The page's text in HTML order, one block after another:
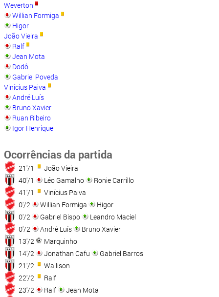
Weverton
Willian Formiga
Higor
João Vieira
Ralf
Jean Mota
Dodô
Gabriel Poveda
Vinícius Paiva
André Luís
Bruno Xavier
Ruan Ribeiro
Igor Henrique
Ocorrências da partida
21'/1
João Vieira
40'/1
Léo Gamalho
Ronie Carrillo
41'/1
Vinícius Paiva
0'/2
Willian Formiga
Higor
0'/2
Gabriel Bispo
Leandro Maciel
0'/2
André Luís
Bruno Xavier
13'/2
Marquinho
14'/2
Jonathan Cafu
Gabriel Barros
21'/2
Wallison
22'/2
Ralf
23'/2
Ralf
Jean Mota